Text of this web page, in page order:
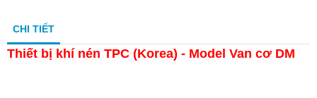
CHI TIẾT
Thiết bị khí nén TPC (Korea) - Model Van cơ DM